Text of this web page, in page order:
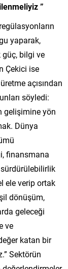
”
yaparak,
bilgi ve
Çekici ise
açısından
söyledi:
gelişimine yön
Dünya
finansmana
ele verip ortak
dönüşüm,
geleceği
ve
katan bir
Sektörün